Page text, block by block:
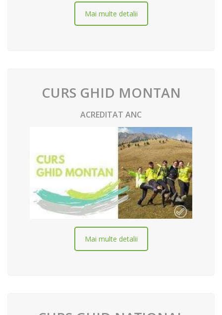
Mai multe detalii
CURS GHID MONTAN
ACREDITAT ANC
Mai multe detalii